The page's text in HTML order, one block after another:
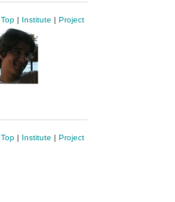
Top| Institute | Project
Top| Institute | Project